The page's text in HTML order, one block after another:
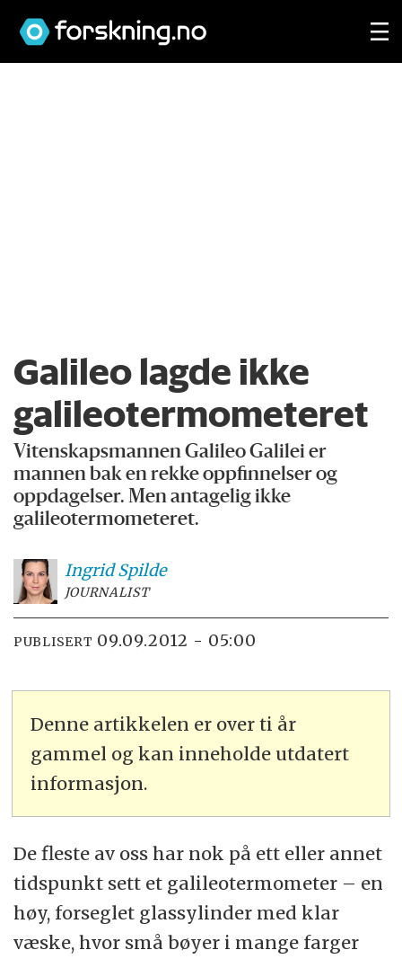
Galileo lagde ikke
galileotermometeret
Vitenskapsmannen Galileo Galilei er
mannen bak en rekke oppfinnelser og
oppdagelser. Men antagelig ikke
galileotermometeret.
Ingrid Spilde
JOURNALIST
PUBLISERT 09.09.2012 - 05:00
Denne artikkelen er over ti år
gammel og kan inneholde utdatert
informasjon.
De fleste av oss har nok på ett eller annet
tidspunkt sett et galileotermometer – en
høy, forseglet glassylinder med klar
væske, hvor små bøyer i mange farger